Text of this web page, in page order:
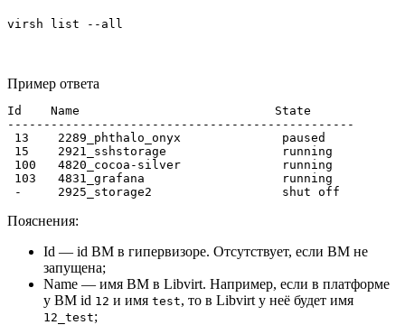
virsh list --all
Пример ответа
Id    Name                           State
------------------------------------------------
13    2289_phthalo_onyx              paused
15    2921_sshstorage                running
100   4820_cocoa-silver              running
103   4831_grafana                   running
-     2925_storage2                  shut off
Пояснения:
Id — id ВМ в гипервизоре. Отсутствует, если ВМ не
запущена;
Name — имя ВМ в Libvirt. Например, если в платформе
у ВМ id 12 и имя test, то в Libvirt у неё будет имя
12_test;